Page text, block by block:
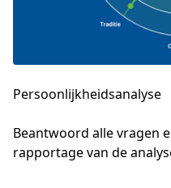
Persoonlijkheidsanalyse
Beantwoord alle vragen
rapportage van de